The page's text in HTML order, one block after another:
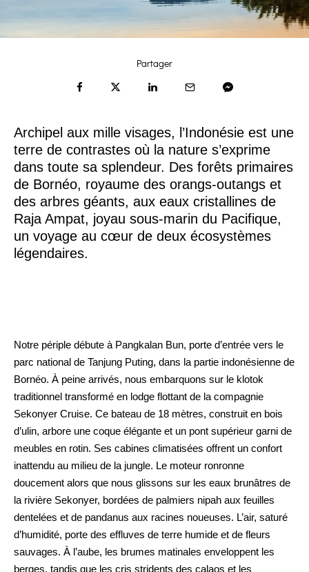
Partager
Archipel aux mille visages, l’Indonésie est une
terre de contrastes où la nature s’exprime
dans toute sa splendeur. Des forêts primaires
de Bornéo, royaume des orangs-outangs et
des arbres géants, aux eaux cristallines de
Raja Ampat, joyau sous-marin du Pacifique,
un voyage au cœur de deux écosystèmes
légendaires.
Notre périple débute à Pangkalan Bun, porte d’entrée vers le
parc national de Tanjung Puting, dans la partie indonésienne de
Bornéo. À peine arrivés, nous embarquons sur le klotok
traditionnel transformé en lodge flottant de la compagnie
Sekonyer Cruise. Ce bateau de 18 mètres, construit en bois
d’ulin, arbore une coque élégante et un pont supérieur garni de
meubles en rotin. Ses cabines climatisées offrent un confort
inattendu au milieu de la jungle. Le moteur ronronne
doucement alors que nous glissons sur les eaux brunâtres de
la rivière Sekonyer, bordées de palmiers nipah aux feuilles
dentelées et de pandanus aux racines noueuses. L’air, saturé
d’humidité, porte des effluves de terre humide et de fleurs
sauvages. À l’aube, les brumes matinales enveloppent les
berges, tandis que les cris stridents des calaos et les